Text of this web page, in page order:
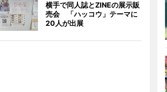
横手で同人誌とZINEの展示販
売会 「ハッコウ」テーマに
20人が出展